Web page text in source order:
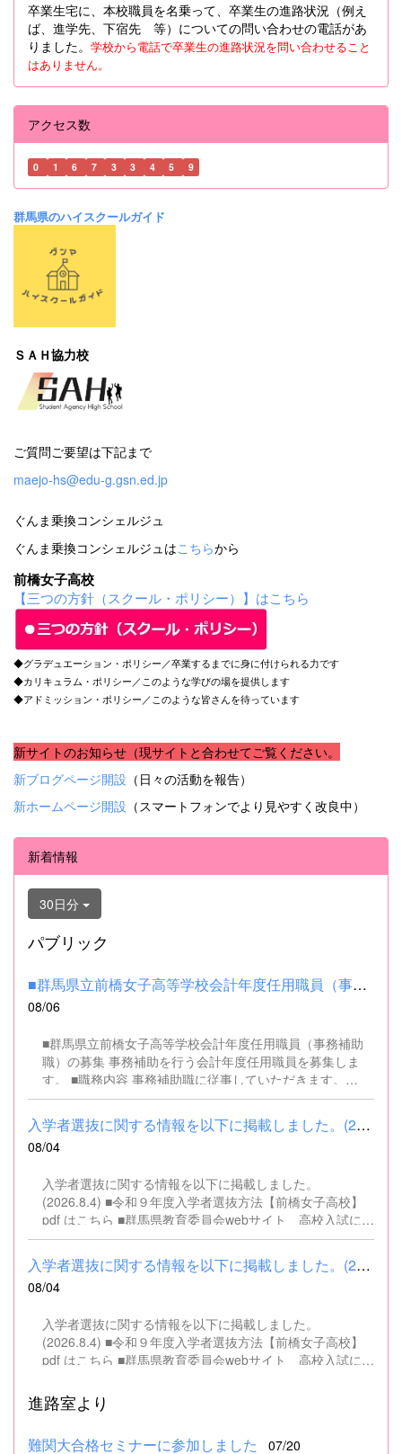
卒業生宅に、本校職員を名乗って、卒業生の進路状況（例え
ば、進学先、下宿先 等）についての問い合わせの電話があ
りました。 学校から電話で卒業生の進路状況を問い合わせること
はありません。
アクセス数
0 1 6 7 3 3 4 5 9
群馬県のハイスクールガイド
ＳＡＨ協力校
ご質問ご要望は下記まで
maejo-hs@edu-g.gsn.ed.jp
ぐんま乗換コンシェルジュ
ぐんま乗換コンシェルジュはこちらから
前橋女子高校
【三つの方針（スクール・ポリシー）】はこちら
◆グラデュエーション・ポリシー／卒業するまでに身に付けられる力です
◆カリキュラム・ポリシー／このような学びの場を提供します
◆アドミッション・ポリシー／このような皆さんを待っています
新サイトのお知らせ（現サイトと合わせてご覧ください。
新ブログページ開設 （日々の活動を報告）
新ホームページ開設 （スマートフォンでより見やすく改良中）
新着情報
30日分
パブリック
■群馬県立前橋女子高等学校会計年度任用職員（事務補助職）の募集...
08/06
■群馬県立前橋女子高等学校会計年度任用職員（事務補助
職）の募集 事務補助を行う会計年度任用職員を募集しま
す。 ■職務内容 事務補助職に従事していただきます。
SSH（スーパーサイエンスハイスクール）事業にかかるパ
ソコンでの文書・資料作成、データ入力・整理事務、電話
対応、書類の整理、その他事務補助業務全般 ■募集人数 １
名 ■募集対象 以下の条件を満たしている方 基本的なパソコ
する方は、応募できませんので御了承ください。 （1）地
方公務員法第16条に該当する者（以下のいずれかに該当す
る人） ・禁錮以上の刑に処せられ、その執行を終わるまで
又は執行を受けることがなくなるまでの者 ・群馬県職員と
して懲戒免職の処分を受け、当該処分の日から2年を経過
しない者 ・人事委員会又は公平委員会の委員の職にあっ
て、地方公務員法第60条から第63条までに規定する罪を犯
政府を暴力で破壊することを主張する政党その他の団体を
結成し、又はこれに加入した者 （2）平成11年改正前の民
法の規定による準禁治産の宣告を受けている者（心...
入学者選抜に関する情報を以下に掲載しました。(2026.8.4) ■令和...
08/04
入学者選抜に関する情報を以下に掲載しました。
(2026.8.4) ■令和９年度入学者選抜方法【前橋女子高校】
pdf はこちら ■群馬県教育委員会webサイト 高校入試に関
するページはこちら
入学者選抜に関する情報を以下に掲載しました。(2026.8.4) ■令和...
08/04
入学者選抜に関する情報を以下に掲載しました。
(2026.8.4) ■令和９年度入学者選抜方法【前橋女子高校】
pdf はこちら ■群馬県教育委員会webサイト 高校入試に関
進路室より
難関大合格セミナーに参加しました 07/20